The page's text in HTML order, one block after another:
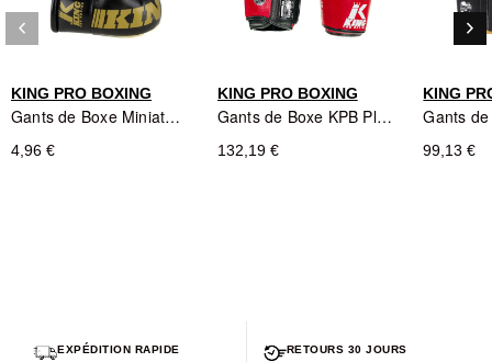
KING PRO BOXING
Gants de Boxe Miniatures KING PRO BOXING Noir/Or - REVO Series
4,96 €
KING PRO BOXING
Gants de Boxe KPB Platinum Series Rouge/Noir/Blanc - KING PRO BOXING
132,19 €
KING
99,13 €
Précédent
keyboard_arrow_left keyboard_arrow_right
EXPÉDITION RAPIDE
RETOURS 30 JOURS